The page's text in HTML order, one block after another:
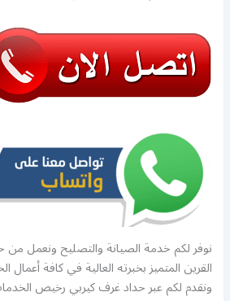
نوفر لكم خدمة الصيانة والتصليح ونعمل
القرين المتميز بخبرته العالية في كافة أعمال
ونقدم لكم عبر حداد غرف كيربي رخيص